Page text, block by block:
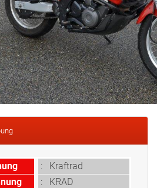
: Kraftrad
: KRAD